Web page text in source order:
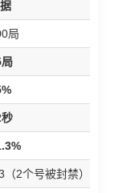
局
（2个号被封禁）